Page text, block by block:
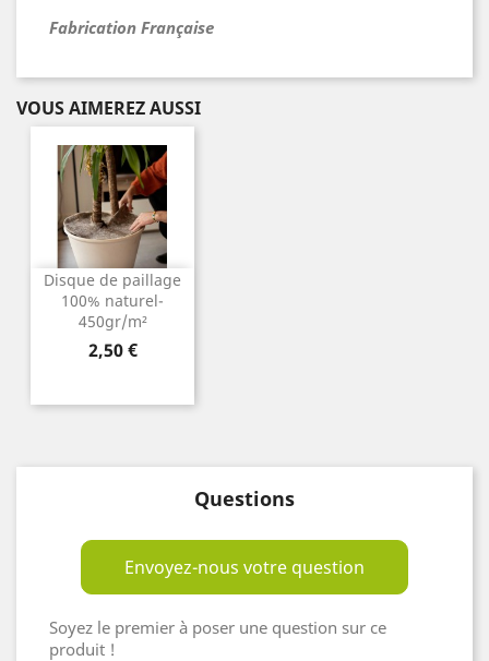
Fabrication Française
VOUS AIMEREZ AUSSI
Disque de paillage
100% naturel-
450gr/m²
Prix
2,50 €
Questions
Envoyez-nous votre question
Soyez le premier à poser une question sur ce
produit !